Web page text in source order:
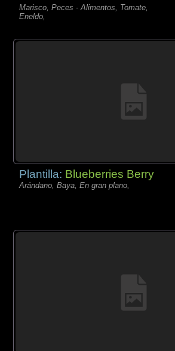
Marisco, Peces - Alimentos, Tomate,
Eneldo,
Plantilla: Blueberries Berry
Arándano, Baya, En gran plano,